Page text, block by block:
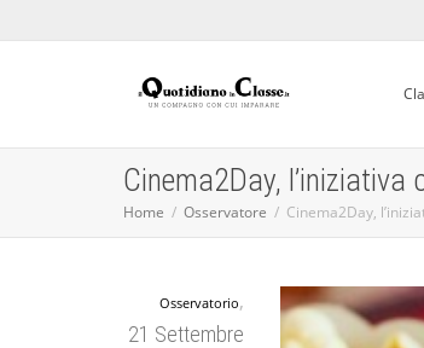
Cinema2Day,
Home Osservatore Cinema2Day,
Osservatorio,
21 Settembre